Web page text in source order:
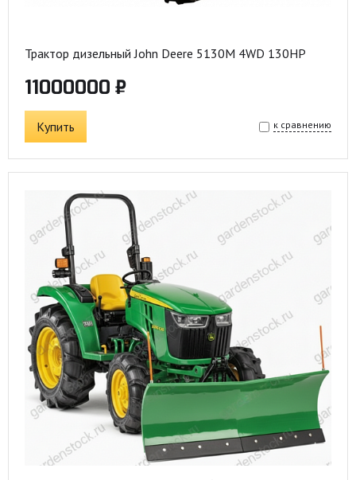
Трактор дизельный John Deere 5130M 4WD 130HP
11000000 ₽
Купить к сравнению